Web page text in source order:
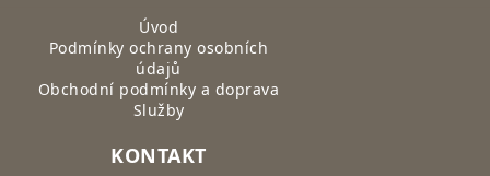
Úvod
Podmínky ochrany osobních
údajů
Obchodní podmínky a doprava
Služby
KONTAKT